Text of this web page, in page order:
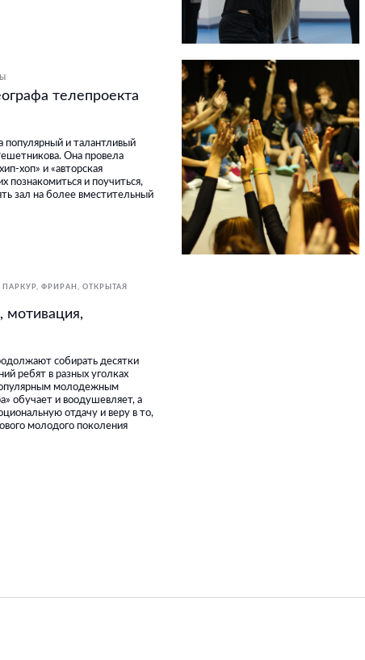
телепроекта
популярный и талантливый
Она провела
хоп» и «авторская
познакомиться и поучиться,
зал на более вместительный
ПАРКУР, ФРИРАН
ОТКРЫТАЯ
мотивация,
собирать десятки
ребят в разных уголках
молодежным
обучает и воодушевляет, а
отдачу и веру в то,
молодого поколения